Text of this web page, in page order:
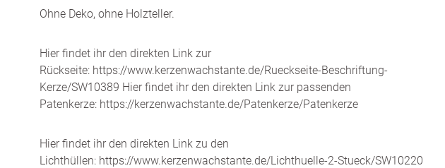
Ohne Deko, ohne Holzteller.
Hier findet ihr den direkten Link zur
Rückseite: https://www.kerzenwachstante.de/Rueckseite-Beschriftung-
Kerze/SW10389 Hier findet ihr den direkten Link zur passenden
Patenkerze: https://kerzenwachstante.de/Patenkerze/Patenkerze
Hier findet ihr den direkten Link zu den
Lichthüllen: https://www.kerzenwachstante.de/Lichthuelle-2-Stueck/SW10220